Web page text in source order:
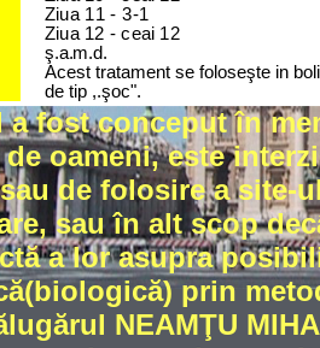
Ziua11 - 3-1
Ziua12 - ceai 12
ş.a.m.d.
Acest tratament se foloseşte in
de tip ,.şoc".
a fost conceput în
oameni, este
de folosire a site-
sau în alt scop
a lor asupra
prin
NEAMŢU